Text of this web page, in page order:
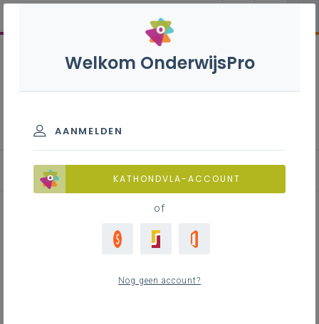
gewoon onderwijs
Aanbevelingen t.a.v. alle partners
Welkom OnderwijsPro
AANMELDEN
KATHONDVLA-ACCOUNT
of
Nog geen account?